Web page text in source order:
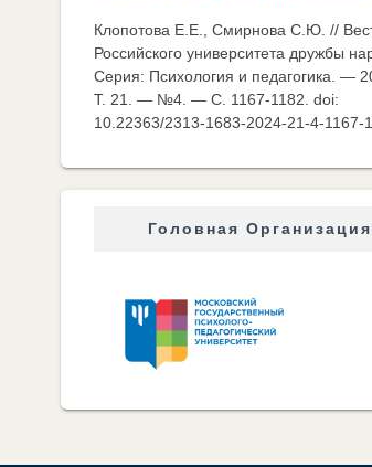
Клопотова Е.Е., Смирнова С.Ю. //
Российского университета дружбы
Серия: Психология и педагогика. —
Т. 21. — №4. — C. 1167-1182. doi:
10.22363/2313-1683-2024-21-4-1167-
Головная Организация